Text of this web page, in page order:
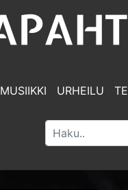
MUSIIKKI URHEILU